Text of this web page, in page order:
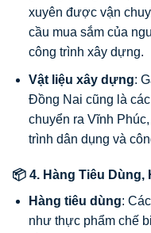
xuyên được vận
cầu mua sắm của
công trình xây dựng.
Vật liệu xây dựng:
Đồng Nai cũng là
chuyển ra Vĩnh
trình dân dụng và
📦 4. Hàng Tiêu Dùng,
Hàng tiêu dùng:
như thực phẩm chế